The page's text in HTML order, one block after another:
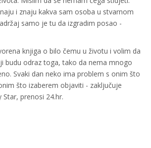
i znaju kakva sam osoba u stvarnom
samo je tu da izgradim posao -
knjiga o bilo čemu u životu i volim da
budu odraz toga, tako da nema mnogo
Svaki dan neko ima problem s onim što
što izaberem objaviti - zaključuje
Star, prenosi 24.hr.